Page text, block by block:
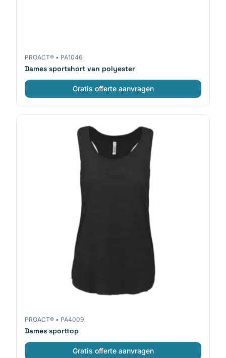
PROACT® • PA1046
Dames sportshort van polyester
Gratis offerte aanvragen
PROACT® • PA4009
Dames sporttop
Gratis offerte aanvragen